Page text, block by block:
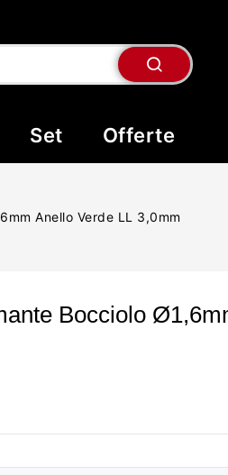
Set Offerte
Anello Verde LL 3,0mm
Bocciolo